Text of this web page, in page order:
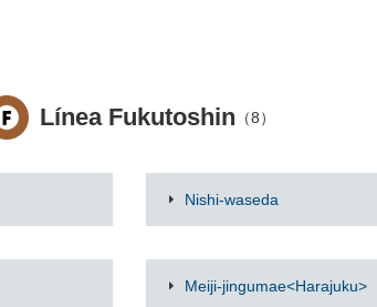
Línea Fukutoshin （8）
Nishi-waseda
Meiji-jingumae<Harajuku>